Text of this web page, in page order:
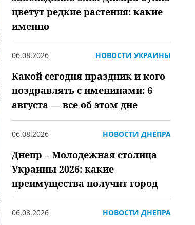
цветут редкие растения: какие
именно
06.08.2026 НОВОСТИ УКРАИНЫ
Какой сегодня праздник и кого
поздравлять с именинами: 6
августа — все об этом дне
06.08.2026 НОВОСТИ ДНЕПРА
Днепр – Молодежная столица
Украины 2026: какие
преимущества получит город
06.08.2026 НОВОСТИ ДНЕПРА